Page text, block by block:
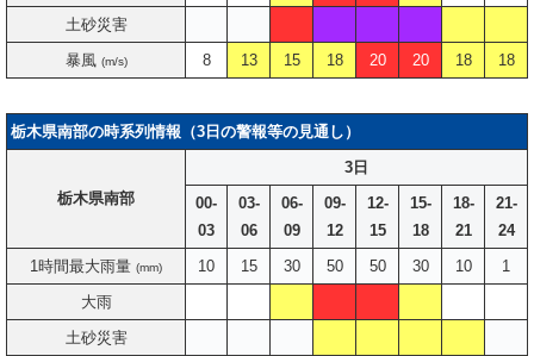
土砂災害
暴風 (m/s) 8 13 15 18 20 20 18 18
栃木県南部の時系列情報（3日の警報等の見通し）
栃木県南部
3日
00-
03
03-
06
06-
09
09-
12
12-
15
15-
18
18-
21
21-
24
1時間最大雨量 (mm) 10 15 30 50 50 30 10
1
大雨
土砂災害